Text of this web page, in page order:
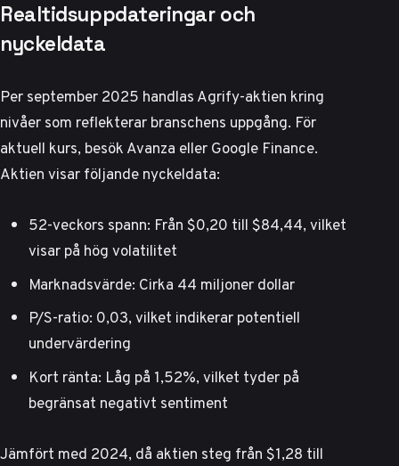
Realtidsuppdateringar och
nyckeldata
Per september 2025 handlas Agrify-aktien kring
nivåer som reflekterar branschens uppgång. För
aktuell kurs, besökAvanza ellerGoogle Finance.
Aktien visar följande nyckeldata:
52-veckors spann: Från $0,20 till $84,44, vilket
visar på hög volatilitet
Marknadsvärde: Cirka 44 miljoner dollar
P/S-ratio: 0,03, vilket indikerar potentiell
undervärdering
Kort ränta: Låg på 1,52%, vilket tyder på
begränsat negativt sentiment
Jämfört med 2024, då aktien steg från $1,28 till